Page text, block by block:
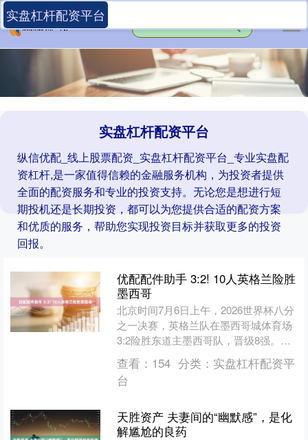
实盘杠杆配资平台
纵信优配_线上股票配资_实盘杠杆配资平台_专业实盘配
资杠杆,是一家值得信赖的金融服务机构，为投资者提供
全面的配资服务和专业的投资支持。无论您是想进行短
期投机还是长期投资，都可以为您提供合适的配资方案
和优质的服务，帮助您实现投资目标并获取更多的投资
回报。
实盘杠杆配资平台
优配配件助手 3:2! 10人英格兰险胜
墨西哥
北京时间7月6日上午，2026世界杯八分
之一决赛，英格兰队在墨西哥城体育场
3:2险胜东道主墨西哥队，晋级8强。他
们将在北京时间7月12日迎战挪威队。
本场比赛开....
查看： 154 分类： 实盘杠杆配资平
台
天胜资产 夫妻间的“幽默感”，是化
解尴尬的良药